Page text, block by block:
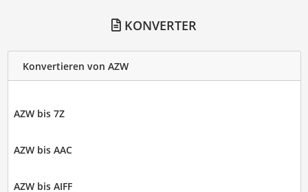
KONVERTER
Konvertieren von AZW
AZW bis 7Z
AZW bis AAC
AZW bis AIFF